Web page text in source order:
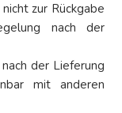
zur Rückgabe
nach der
der Lieferung
mit anderen